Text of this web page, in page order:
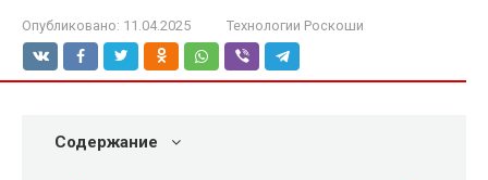
Опубликовано: 11.04.2025 Технологии Роскоши
Содержание